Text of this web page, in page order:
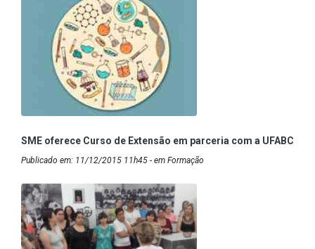
SME oferece Curso de Extensão em parceria com a UFABC
Publicado em: 11/12/2015 11h45 - em Formação